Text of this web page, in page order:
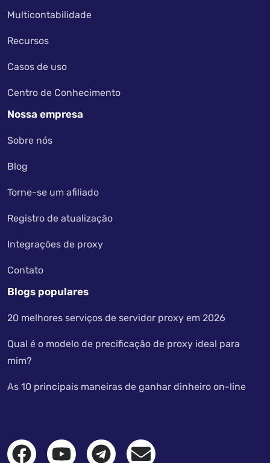
Multicontabilidade
Recursos
Casos de uso
Centro de Conhecimento
Nossa empresa
Sobre nós
Blog
Torne-se um afiliado
Registro de atualização
Integrações de proxy
Contato
Blogs populares
20 melhores serviços de servidor proxy em 2026
Qual é o modelo de precificação de proxy ideal para
mim?
As 10 principais maneiras de ganhar dinheiro on-line